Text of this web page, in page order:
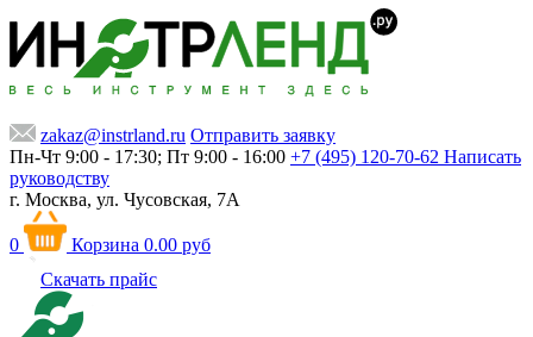
zakaz@instrland.ru Отправить заявку
Пн-Чт 9:00 - 17:30; Пт 9:00 - 16:00 +7 (495) 120-70-62 Написать
руководству
г. Москва, ул. Чусовская, 7А
0 Корзина 0.00 руб
Скачать прайс